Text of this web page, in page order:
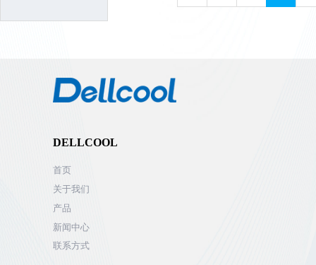
DELLCOOL
首页
关于我们
产品
新闻中心
联系方式